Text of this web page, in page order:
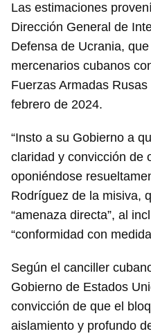
Guardar como favorito
Para poder guardar como
iniciar sesión con tu
INICIAR
Las estimaciones
Dirección General de
Defensa de Ucrania,
mercenarios cubanos
Fuerzas Armadas
febrero de 2024.
“Insto a su Gobierno a
claridad y convicción de
oponiéndose
Rodríguez de la misiva,
“amenaza directa”, al
“conformidad con
Según el canciller
Gobierno de Estados
convicción de que el
aislamiento y profundo